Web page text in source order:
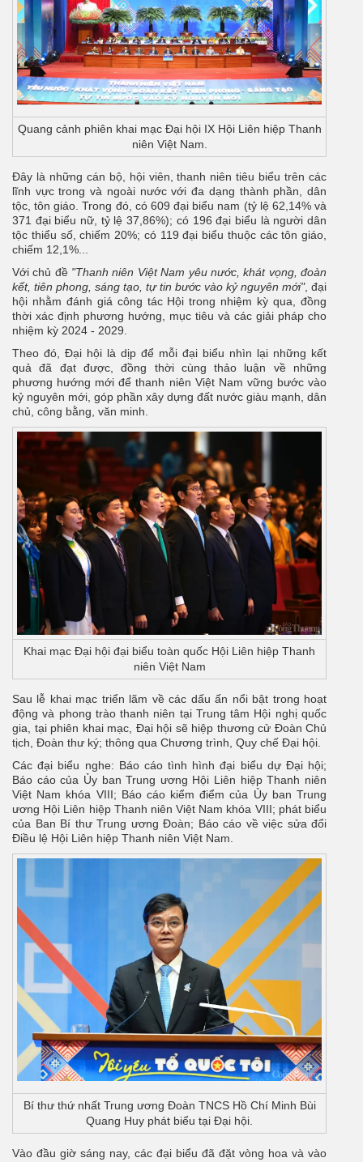
Quang cảnh phiên khai mạc Đại hội IX Hội Liên hiệp Thanh
niên Việt Nam.
Đây là những cán bộ, hội viên, thanh niên tiêu biểu trên các
lĩnh vực trong và ngoài nước với đa dạng thành phần, dân
tộc, tôn giáo. Trong đó, có 609 đại biểu nam (tỷ lệ 62,14% và
371 đại biểu nữ, tỷ lệ 37,86%); có 196 đại biểu là người dân
tộc thiểu số, chiếm 20%; có 119 đại biểu thuộc các tôn giáo,
chiếm 12,1%...
Với chủ đề "Thanh niên Việt Nam yêu nước, khát vọng, đoàn
kết, tiên phong, sáng tạo, tự tin bước vào kỷ nguyên mới", đại
hội nhằm đánh giá công tác Hội trong nhiệm kỳ qua, đồng
thời xác định phương hướng, mục tiêu và các giải pháp cho
nhiệm kỳ 2024 - 2029.
Theo đó, Đại hội là dịp để mỗi đại biểu nhìn lại những kết
quả đã đạt được, đồng thời cùng thảo luận về những
phương hướng mới để thanh niên Việt Nam vững bước vào
kỷ nguyên mới, góp phần xây dựng đất nước giàu mạnh, dân
chủ, công bằng, văn minh.
Khai mạc Đại hội đại biểu toàn quốc Hội Liên hiệp Thanh
niên Việt Nam
Sau lễ khai mạc triển lãm về các dấu ấn nổi bật trong hoạt
động và phong trào thanh niên tại Trung tâm Hội nghị quốc
gia, tại phiên khai mạc, Đại hội sẽ hiệp thương cử Đoàn Chủ
tịch, Đoàn thư ký; thông qua Chương trình, Quy chế Đại hội.
Các đại biểu nghe: Báo cáo tình hình đại biểu dự Đại hội;
Báo cáo của Ủy ban Trung ương Hội Liên hiệp Thanh niên
Việt Nam khóa VIII; Báo cáo kiểm điểm của Ủy ban Trung
ương Hội Liên hiệp Thanh niên Việt Nam khóa VIII; phát biểu
của Ban Bí thư Trung ương Đoàn; Báo cáo về việc sửa đổi
Điều lệ Hội Liên hiệp Thanh niên Việt Nam.
Bí thư thứ nhất Trung ương Đoàn TNCS Hồ Chí Minh Bùi
Quang Huy phát biểu tại Đại hội.
Vào đầu giờ sáng nay, các đại biểu đã đặt vòng hoa và vào